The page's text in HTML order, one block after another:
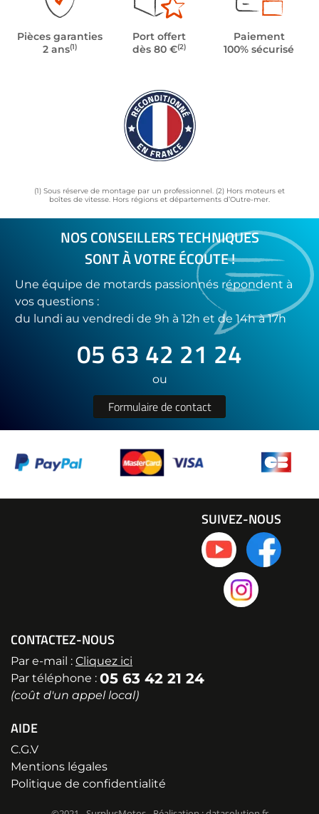
Pièces garanties
2 ans(1)
Port offert
dès 80 €(2)
Paiement
100% sécurisé
(1) Sous réserve de montage par un professionnel. (2) Hors moteurs et
boîtes de vitesse. Hors régions et départements d’Outre-mer.
NOS CONSEILLERS TECHNIQUES
SONT À VOTRE ÉCOUTE !
Une équipe de motards passionnés répondent à
vos questions :
du lundi au vendredi de 9h à 12h et de 14h à 17h
05 63 42 21 24
ou
Formulaire de contact
CONTACTEZ-NOUS
Par e-mail : Cliquez ici
Par téléphone : 05 63 42 21 24
(coût d'un appel local)
AIDE
C.G.V
Mentions légales
Politique de confidentialité
SUIVEZ-NOUS